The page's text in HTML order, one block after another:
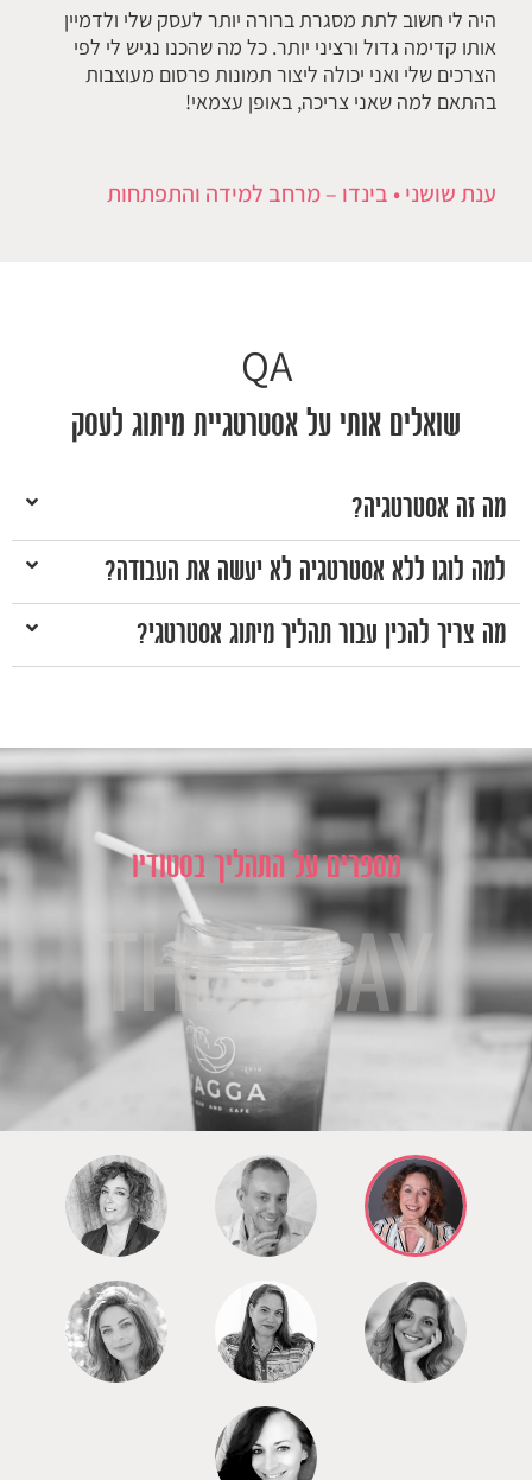
היה לי חשוב לתת מסגרת ברורה יותר לעסק שלי ולדמיין
אותו קדימה גדול ורציני יותר. כל מה שהכנו נגיש לי לפי
הצרכים שלי ואני יכולה ליצור תמונות פרסום מעוצבות
בהתאם למה שאני צריכה, באופן עצמאי!
ענת שושני • בינדו – מרחב למידה והתפתחות
QA
שואלים אותי על אסטרטגיית מיתוג לעסק
מה זה אסטרטגיה?
למה לוגו ללא אסטרטגיה לא יעשה את העבודה?
מה צריך להכין עבור תהליך מיתוג אסטרטגי?
מספרים על התהליך בסטודיו
THEY SAY